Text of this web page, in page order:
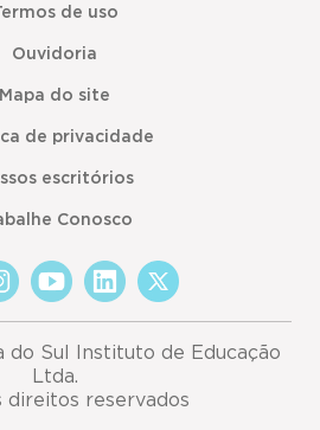
de uso
Ouvidoria
Mapa do site
de privacidade
escritórios
Conosco
Sul Instituto de Educação
Ltda.
direitos reservados